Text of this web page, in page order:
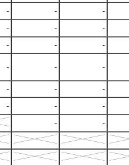
- - -
- - -
- - -
- - -
- - -
- - -
- -